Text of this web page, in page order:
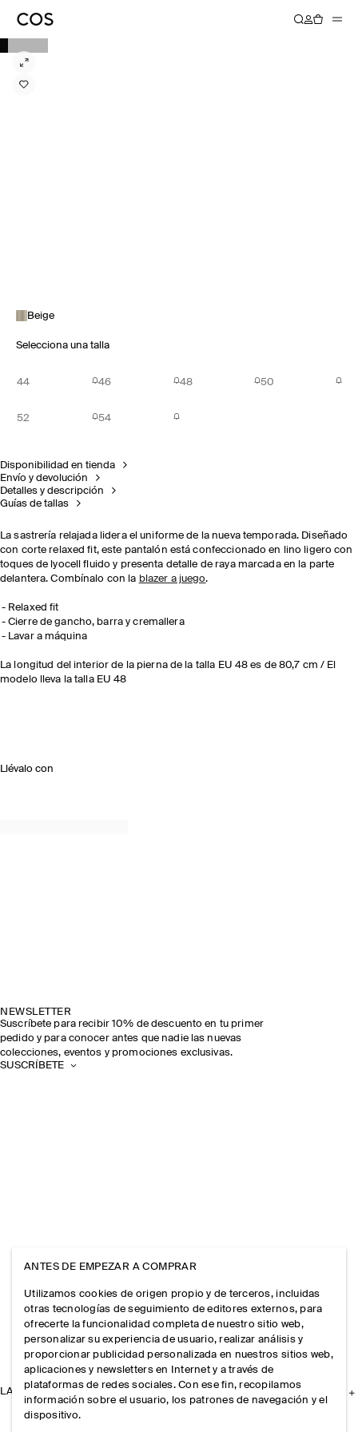
Beige
Selecciona una talla
44 46 48 50
52 54
Disponibilidad en tienda
Envío y devolución
Detalles y descripción
Guías de tallas
La sastrería relajada lidera el uniforme de la nueva temporada. Diseñado
con corte relaxed fit, este pantalón está confeccionado en lino ligero con
toques de lyocell fluido y presenta detalle de raya marcada en la parte
delantera. Combínalo con la blazer a juego.
Relaxed fit
Cierre de gancho, barra y cremallera
Lavar a máquina
La longitud del interior de la pierna de la talla EU 48 es de 80,7 cm / El
modelo lleva la talla EU 48
Llévalo con
NEWSLETTER
Suscríbete para recibir 10% de descuento en tu primer
pedido y para conocer antes que nadie las nuevas
colecciones, eventos y promociones exclusivas.
SUSCRÍBETE
LA EMPRESA
ANTES DE EMPEZAR A COMPRAR
Utilizamos cookies de origen propio y de terceros, incluidas
otras tecnologías de seguimiento de editores externos, para
ofrecerte la funcionalidad completa de nuestro sitio web,
personalizar su experiencia de usuario, realizar análisis y
proporcionar publicidad personalizada en nuestros sitios web,
aplicaciones y newsletters en Internet y a través de
plataformas de redes sociales. Con ese fin, recopilamos
información sobre el usuario, los patrones de navegación y el
dispositivo.